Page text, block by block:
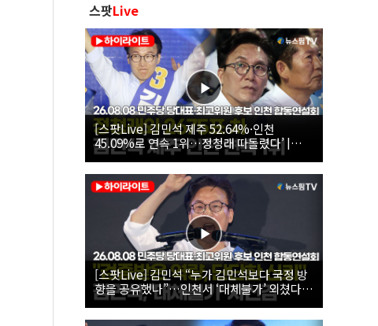
스팟Live
[스팟Live] 김민석 제주 52.64%·인천
45.09%로 연속 1위…정청래 따돌렸다’ |
26.08.08 더불어민주당 당대표·최고위원 후
보 인천 합동연설회
[스팟Live] 김민석 “누가 김민석보다 국정 방
향을 공유했나”…인천서 ‘대체불가’ 외쳤다 |
26.08.08 더불어민주당 당대표·최고위원 후
보 인천 합동연설회